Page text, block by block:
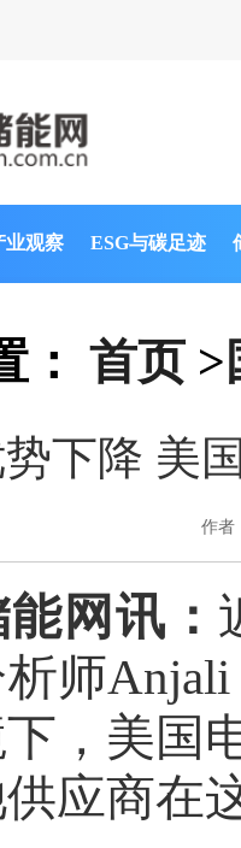
业观察 ESG与碳足迹
： 首页 >
下降 美
作者
网讯：
师
，美国
应商在